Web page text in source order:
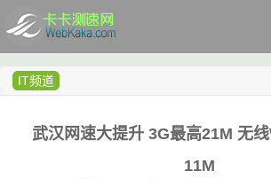
IT频道
武汉网速大提升 3G最高21M 无
11M